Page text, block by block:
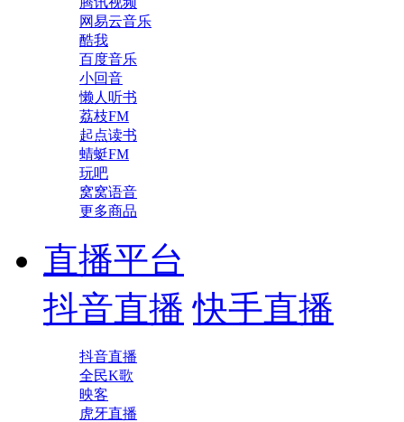
网易云音乐
酷我
百度音乐
小回音
懒人听书
荔枝FM
起点读书
蜻蜓FM
玩吧
窝窝语音
更多商品
直播平台
抖音直播 快手直播
抖音直播
全民K歌
映客
虎牙直播